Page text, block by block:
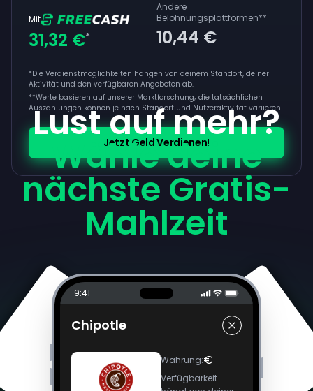
Mit
31,32 €*
Andere
Belohnungsplattformen**
10,44 €
*Die Verdienstmöglichkeiten hängen von deinem Standort, deiner
Aktivität und den verfügbaren Angeboten ab.
**Werte basieren auf unserer Marktforschung; die tatsächlichen
Auszahlungen können je nach Standort und Nutzeraktivität variieren
Jetzt Geld Verdienen!
Lust auf mehr?
Wähle deine
nächste Gratis-
Mahlzeit
9:41
Chipotle
Währung:€
Verfügbarkeit